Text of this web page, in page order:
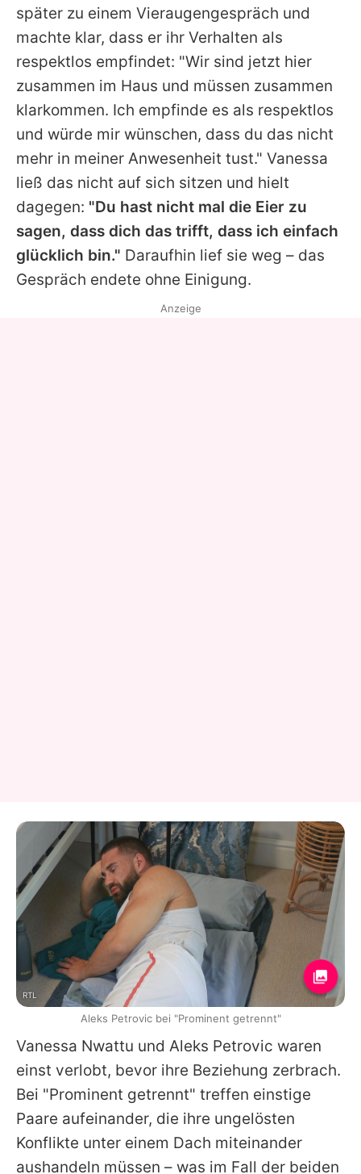
später zu einem Vieraugengespräch und
machte klar, dass er ihr Verhalten als
respektlos empfindet: "Wir sind jetzt hier
zusammen im Haus und müssen zusammen
klarkommen. Ich empfinde es als respektlos
und würde mir wünschen, dass du das nicht
mehr in meiner Anwesenheit tust." Vanessa
ließ das nicht auf sich sitzen und hielt
dagegen: "Du hast nicht mal die Eier zu
sagen, dass dich das trifft, dass ich einfach
glücklich bin." Daraufhin lief sie weg – das
Gespräch endete ohne Einigung.
Vanessa Nwattu und Aleks Petrovic waren
einst verlobt, bevor ihre Beziehung zerbrach.
Bei "Prominent getrennt" treffen einstige
Paare aufeinander, die ihre ungelösten
Konflikte unter einem Dach miteinander
aushandeln müssen – was im Fall der beiden
Anzeige
RTL
Aleks Petrovic bei "Prominent getrennt"